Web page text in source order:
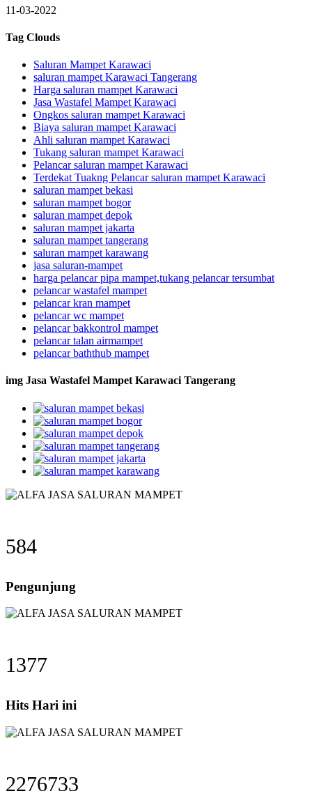
11-03-2022
Tag Clouds
Saluran Mampet Karawaci
saluran mampet Karawaci Tangerang
Harga saluran mampet Karawaci
Jasa Wastafel Mampet Karawaci
Ongkos saluran mampet Karawaci
Biaya saluran mampet Karawaci
Ahli saluran mampet Karawaci
Tukang saluran mampet Karawaci
Pelancar saluran mampet Karawaci
Terdekat Tuakng Pelancar saluran mampet Karawaci
saluran mampet bekasi
saluran mampet bogor
saluran mampet depok
saluran mampet jakarta
saluran mampet tangerang
saluran mampet karawang
jasa saluran-mampet
harga pelancar pipa mampet,tukang pelancar tersumbat
pelancar wastafel mampet
pelancar kran mampet
pelancar wc mampet
pelancar bakkontrol mampet
pelancar talan airmampet
pelancar baththub mampet
img Jasa Wastafel Mampet Karawaci Tangerang
584
Pengunjung
1377
Hits Hari ini
2276733